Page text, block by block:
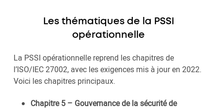
Les thématiques de la PSSI
opérationnelle
La PSSI opérationnelle reprend les chapitres de
l’ISO/IEC 27002, avec les exigences mis à jour en 2022.
Voici les chapitres principaux.
Chapitre 5 – Gouvernance de la sécurité de